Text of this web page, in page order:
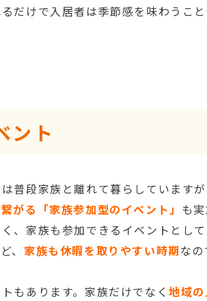
だけで入居者は季節感を味わうこ
ント
普段家族と離れて暮らしています
がる「家族参加型のイベント」 も
、家族も参加できるイベントとし
、家族も休暇を取りやすい時期な
もあります。家族だけでなく地域